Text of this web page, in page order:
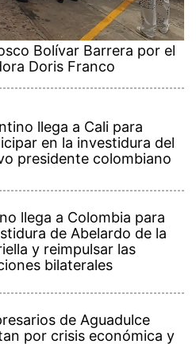
Bolívar Barrera por el
Doris Franco
llega a Cali para
en la investidura del
presidente colombiano
llega a Colombia para
de Abelardo de la
y reimpulsar las
bilaterales
de Aguadulce
por crisis económica y